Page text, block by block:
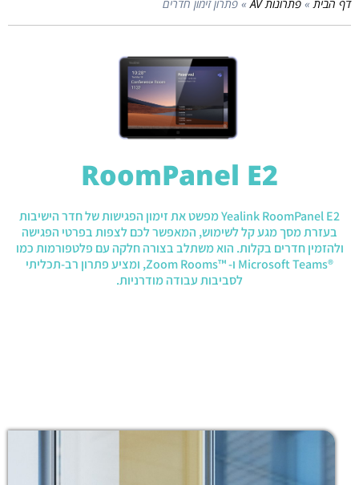
דף הבית»פתרונות AV »פתרון זימון חדרים
RoomPanel E2
Yealink RoomPanel E2 מפשט את זימון הפגישות של חדר הישיבות
בעזרת מסך מגע קל לשימוש, המאפשר לכם לצפות בפרטי הפגישה
ולהזמין חדרים בקלות. הוא משתלב בצורה חלקה עם פלטפורמות כמו
®Microsoft Teams ו- ™Zoom Rooms, ומציע פתרון רב-תכליתי
לסביבות עבודה מודרניות.